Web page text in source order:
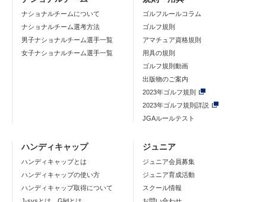
ナショナルチームについて
ナショナルチーム選考方法
男子ナショナルチーム選手一覧
女子ナショナルチーム選手一覧
ゴルフルールコラム
ゴルフ規則
アマチュア資格規則
用具の規則
ゴルフ規則動画
出版物のご案内
2023年ゴルフ規則
2023年ゴルフ規則詳説
JGAルールテスト
ハンディキャップ
ハンディキャップとは
ハンディキャップの使い方
ハンディキャップ取得について
ジュニア
ジュニア会員募集
ジュニア育成活動
スクール情報